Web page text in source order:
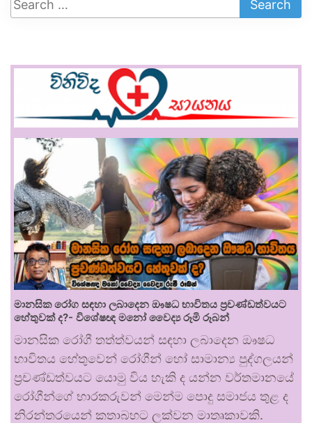
මානසික රෝග සඳහා ලබාදෙන ඖෂධ භාවිතය ප්‍රචණ්ඩත්වයට
හේතුවක් ද?- විශේෂඥ මනෝ වෛද්‍ය රූමි රූබන්
මානසික රෝගී තත්ත්වයන් සඳහා ලබාදෙන ඖෂධ
භාවිතය හේතුවෙන් රෝගීන් හෝ සාමාන්‍ය පුද්ගලයන්
ප්‍රචණ්ඩත්වයට යොමු විය හැකි ද යන්න වර්තමානයේ
රෝගීන්ගේ භාරකරුවන් මෙන්ම පොදු සමාජය තුළ ද
නිරන්තරයෙන් කතාබහට ලක්වන මාතෘකාවකි.